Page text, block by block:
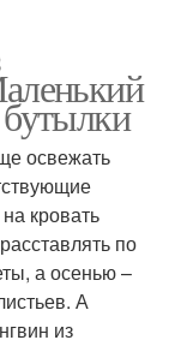
освежать
кровать
по
а осенью –
А
из